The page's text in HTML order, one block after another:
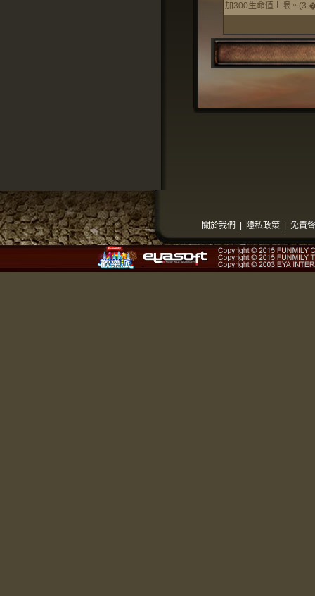
加300生命值上限。(3
關於我們 隱私政策 免責